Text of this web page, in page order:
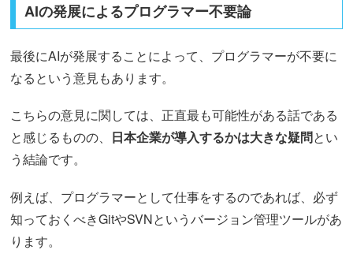
AIの発展によるプログラマー不要論
最後にAIが発展することによって、プログラマーが不要に
なるという意見もあります。
こちらの意見に関しては、正直最も可能性がある話である
と感じるものの、 日本企業が導入するかは大きな疑問とい
う結論です。
例えば、プログラマーとして仕事をするのであれば、必ず
知っておくべきGitやSVNというバージョン管理ツールがあ
ります。